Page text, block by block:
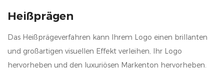
Heißprägen
Das Heißprägeverfahren kann Ihrem Logo einen brillanten
und großartigen visuellen Effekt verleihen, Ihr Logo
hervorheben und den luxuriösen Markenton hervorheben.